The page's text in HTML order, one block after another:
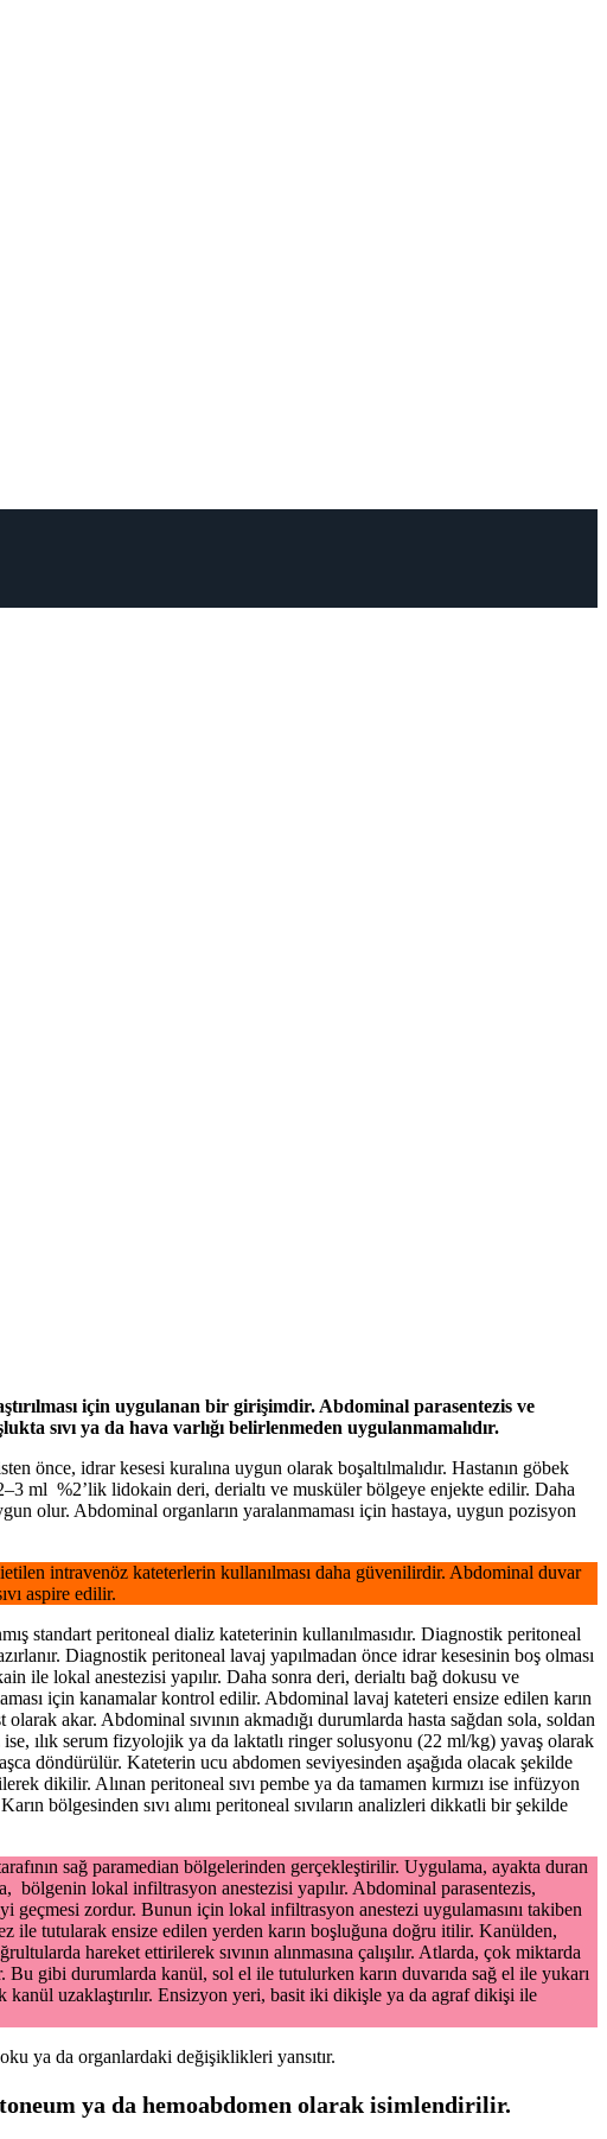
için uygulanan bir girişimdir. Abdominal parasentezis ve
sıvı ya da hava varlığı belirlenmeden uygulanmamalıdır.
önce, idrar kesesi kuralına uygun olarak boşaltılmalıdır. Hastanın göbek
ml %2’lik lidokain deri, derialtı ve musküler bölgeye enjekte edilir. Daha
olur. Abdominal organların yaralanmaması için hastaya, uygun pozisyon
intravenöz kateterlerin kullanılması daha güvenilirdir. Abdominal duvar
aspire edilir.
standart peritoneal dializ kateterinin kullanılmasıdır. Diagnostik peritoneal
Diagnostik peritoneal lavaj yapılmadan önce idrar kesesinin boş olması
ile lokal anestezisi yapılır. Daha sonra deri, derialtı bağ dokusu ve
için kanamalar kontrol edilir. Abdominal lavaj kateteri ensize edilen karın
akar. Abdominal sıvının akmadığı durumlarda hasta sağdan sola, soldan
ılık serum fizyolojik ya da laktatlı ringer solusyonu (22 ml/kg) yavaş olarak
döndürülür. Kateterin ucu abdomen seviyesinden aşağıda olacak şekilde
dikilir. Alınan peritoneal sıvı pembe ya da tamamen kırmızı ise infüzyon
bölgesinden sıvı alımı peritoneal sıvıların analizleri dikkatli bir şekilde
sağ paramedian bölgelerinden gerçekleştirilir. Uygulama, ayakta duran
lokal infiltrasyon anestezisi yapılır. Abdominal parasentezis,
geçmesi zordur. Bunun için lokal infiltrasyon anestezi uygulamasını takiben
ile tutularak ensize edilen yerden karın boşluğuna doğru itilir. Kanülden,
hareket ettirilerek sıvının alınmasına çalışılır. Atlarda, çok miktarda
gibi durumlarda kanül, sol el ile tutulurken karın duvarıda sağ el ile yukarı
kanül uzaklaştırılır. Ensizyon yeri, basit iki dikişle ya da agraf dikişi ile
ya da organlardaki değişiklikleri yansıtır.
ya da hemoabdomen olarak isimlendirilir.